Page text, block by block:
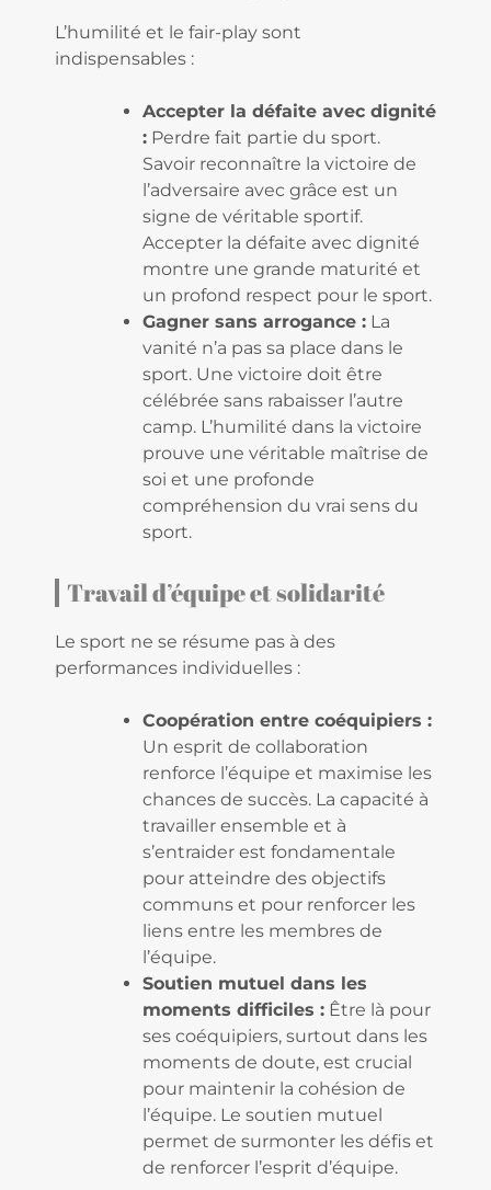
L’humilité et le fair-play sont
indispensables :
Accepter la défaite avec dignité
: Perdre fait partie du sport.
Savoir reconnaître la victoire de
l’adversaire avec grâce est un
signe de véritable sportif.
Accepter la défaite avec dignité
montre une grande maturité et
un profond respect pour le sport.
Gagner sans arrogance : La
vanité n’a pas sa place dans le
sport. Une victoire doit être
célébrée sans rabaisser l’autre
camp. L’humilité dans la victoire
prouve une véritable maîtrise de
soi et une profonde
compréhension du vrai sens du
sport.
Travail d’équipe et solidarité
Le sport ne se résume pas à des
performances individuelles :
Coopération entre coéquipiers :
Un esprit de collaboration
renforce l’équipe et maximise les
chances de succès. La capacité à
travailler ensemble et à
s’entraider est fondamentale
pour atteindre des objectifs
communs et pour renforcer les
liens entre les membres de
l’équipe.
Soutien mutuel dans les
moments difficiles : Être là pour
ses coéquipiers, surtout dans les
moments de doute, est crucial
pour maintenir la cohésion de
l’équipe. Le soutien mutuel
permet de surmonter les défis et
de renforcer l’esprit d’équipe.